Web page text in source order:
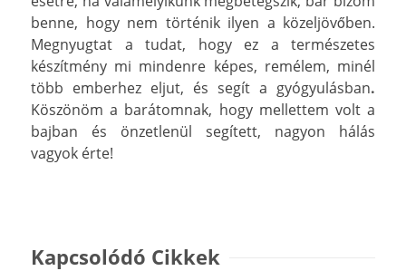
benne, hogy nem történik ilyen a közeljövőben.
Megnyugtat a tudat, hogy ez a természetes
készítmény mi mindenre képes, remélem, minél
több emberhez eljut, és segít a gyógyulásban.
Köszönöm a barátomnak, hogy mellettem volt a
bajban és önzetlenül segített, nagyon hálás
vagyok érte!
Kapcsolódó Cikkek